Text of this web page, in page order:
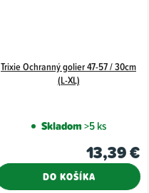
Trixie Ochranný golier 47-57 / 30cm
(L-XL)
Skladom>5 ks
13,39 €
DO KOŠÍKA